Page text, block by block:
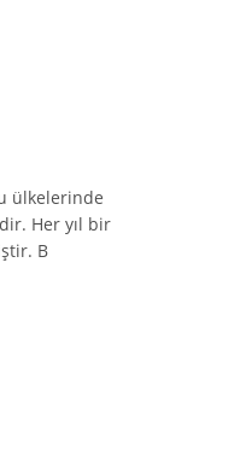
ülkelerinde
Her yıl bir
B